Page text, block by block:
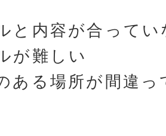
と内容が合ってい
が難しい
ある場所が間違っ